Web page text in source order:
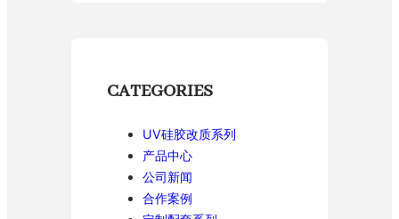
CATEGORIES
UV硅胶改质系列
产品中心
公司新闻
合作案例